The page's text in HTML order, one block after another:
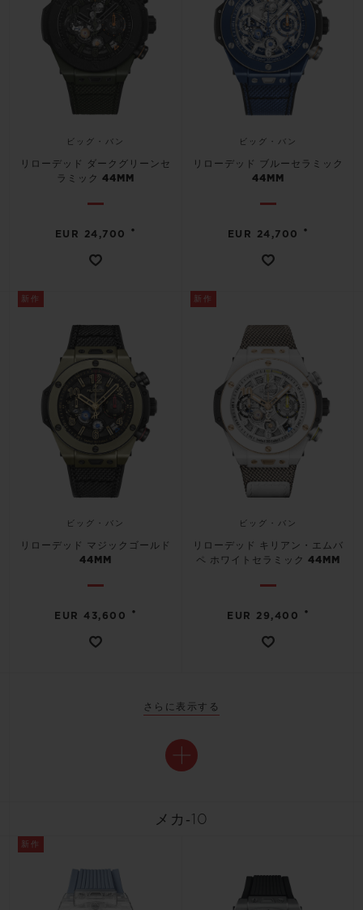
ビッグ・バン
リローデッド ダークグリーンセ
ラミック 44MM
EUR 24,700 •
ビッグ・バン
リローデッド ブルーセラミック
44MM
EUR 24,700 •
新作
ビッグ・バン
リローデッド マジックゴールド
44MM
EUR 43,600 •
新作
ビッグ・バン
リローデッド キリアン・エムバ
ペ ホワイトセラミック 44MM
EUR 29,400 •
さらに表示する
メカ‐10
新作